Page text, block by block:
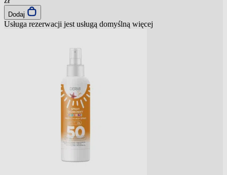
Dodaj
Usługa rezerwacji jest usługą domyślną więcej